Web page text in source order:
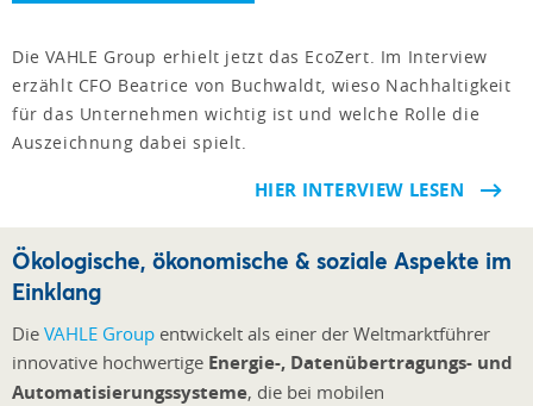
Die VAHLE Group erhielt jetzt das EcoZert. Im Interview
erzählt CFO Beatrice von Buchwaldt, wieso Nachhaltigkeit
für das Unternehmen wichtig ist und welche Rolle die
Auszeichnung dabei spielt.
HIER INTERVIEW LESEN
Ökologische, ökonomische & soziale Aspekte im
Einklang
Die VAHLE Group entwickelt als einer der Weltmarktführer
innovative hochwertige Energie-, Datenübertragungs- und
Automatisierungssysteme, die bei mobilen